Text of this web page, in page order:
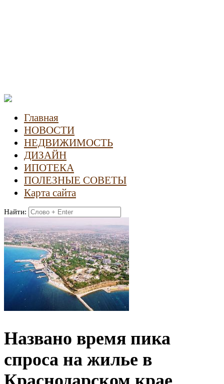
Главная
НОВОСТИ
НЕДВИЖИМОСТЬ
ДИЗАЙН
ИПОТЕКА
ПОЛЕЗНЫЕ СОВЕТЫ
Карта сайта
Найти:
Названо время пика
спроса на жилье в